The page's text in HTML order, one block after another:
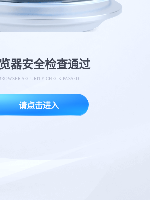
器安全检查通过
BROWSER SECURITY CHECK PASSED
请点击进入